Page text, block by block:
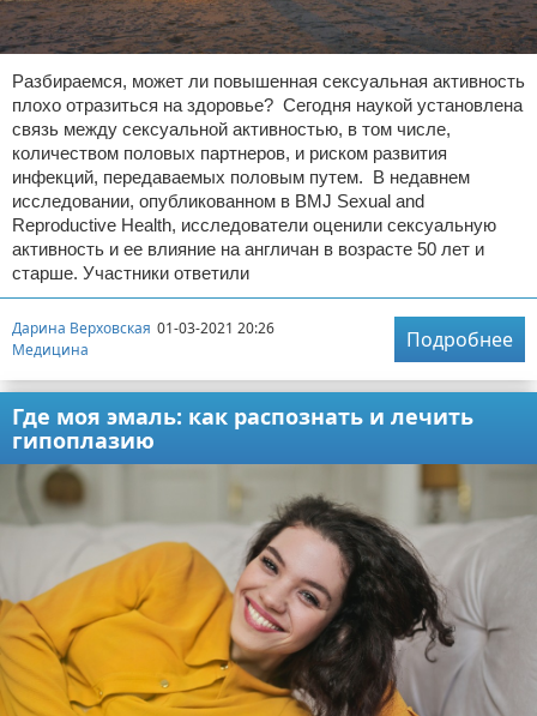
Разбираемся, может ли повышенная сексуальная активность
плохо отразиться на здоровье? Сегодня наукой установлена
связь между сексуальной активностью, в том числе,
количеством половых партнеров, и риском развития
инфекций, передаваемых половым путем. В недавнем
исследовании, опубликованном в BMJ Sexual and
Reproductive Health, исследователи оценили сексуальную
активность и ее влияние на англичан в возрасте 50 лет и
старше. Участники ответили
Дарина Верховская 01-03-2021 20:26
Медицина
Подробнее
Где моя эмаль: как распознать и лечить
гипоплазию